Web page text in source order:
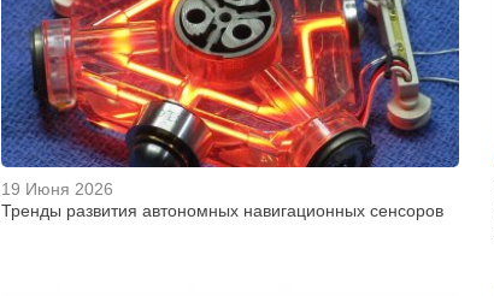
19 Июня 2026
Тренды развития автономных навигационных сенсоров